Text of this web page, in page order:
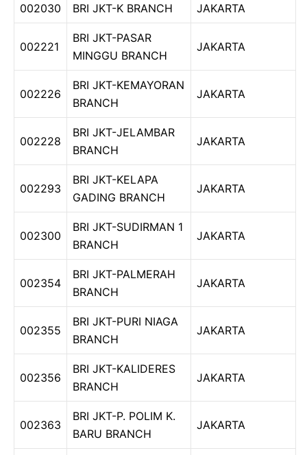
002030 BRI JKT-K BRANCH JAKARTA
002221
BRI JKT-PASAR
MINGGU BRANCH
JAKARTA
002226
BRI JKT-KEMAYORAN
BRANCH
JAKARTA
002228
BRI JKT-JELAMBAR
BRANCH
JAKARTA
002293
BRI JKT-KELAPA
GADING BRANCH
JAKARTA
002300
BRI JKT-SUDIRMAN 1
BRANCH
JAKARTA
002354
BRI JKT-PALMERAH
BRANCH
JAKARTA
002355
BRI JKT-PURI NIAGA
BRANCH
JAKARTA
002356
BRI JKT-KALIDERES
BRANCH
JAKARTA
002363
BRI JKT-P. POLIM K.
BARU BRANCH
JAKARTA